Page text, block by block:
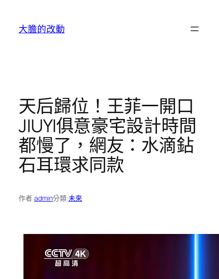
大膽的改動
天后歸位！王菲一開口
JIUYI俱意豪宅設計時間
都慢了，網友：水滴鉆
石耳環求同款
作者:admin分類:未來